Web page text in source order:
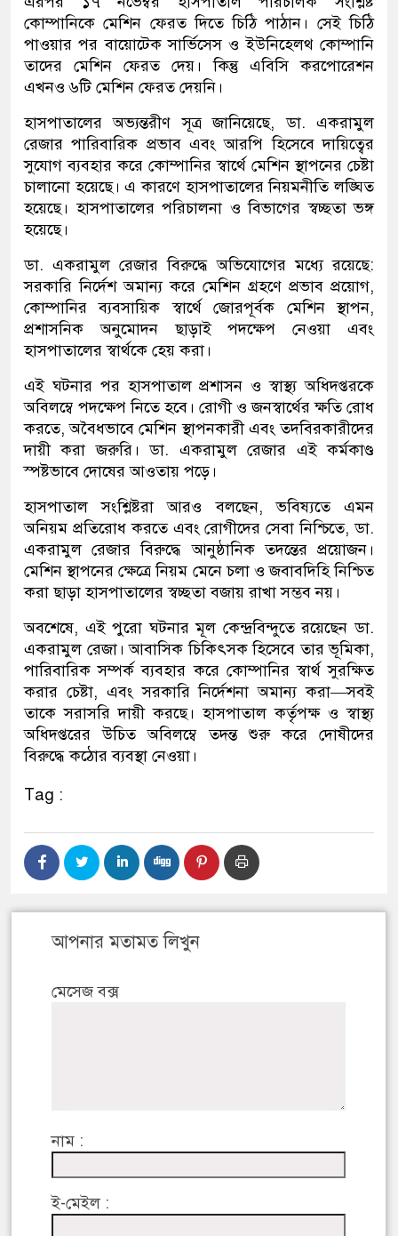
কোম্পানিকে মেশিন ফেরত দিতে চিঠি পাঠান। সেই চিঠি
পাওয়ার পর বায়োটেক সার্ভিসেস ও ইউনিহেলথ কোম্পানি
তাদের মেশিন ফেরত দেয়। কিন্তু এবিসি করপোরেশন
এখনও ৬টি মেশিন ফেরত দেয়নি।
হাসপাতালের অভ্যন্তরীণ সূত্র জানিয়েছে, ডা. একরামুল
রেজার পারিবারিক প্রভাব এবং আরপি হিসেবে দায়িত্বের
সুযোগ ব্যবহার করে কোম্পানির স্বার্থে মেশিন স্থাপনের চেষ্টা
চালানো হয়েছে। এ কারণে হাসপাতালের নিয়মনীতি লঙ্ঘিত
হয়েছে। হাসপাতালের পরিচালনা ও বিভাগের স্বচ্ছতা ভঙ্গ
হয়েছে।
ডা. একরামুল রেজার বিরুদ্ধে অভিযোগের মধ্যে রয়েছে:
সরকারি নির্দেশ অমান্য করে মেশিন গ্রহণে প্রভাব প্রয়োগ,
কোম্পানির ব্যবসায়িক স্বার্থে জোরপূর্বক মেশিন স্থাপন,
প্রশাসনিক অনুমোদন ছাড়াই পদক্ষেপ নেওয়া এবং
হাসপাতালের স্বার্থকে হেয় করা।
এই ঘটনার পর হাসপাতাল প্রশাসন ও স্বাস্থ্য অধিদপ্তরকে
অবিলম্বে পদক্ষেপ নিতে হবে। রোগী ও জনস্বার্থের ক্ষতি রোধ
করতে, অবৈধভাবে মেশিন স্থাপনকারী এবং তদবিরকারীদের
দায়ী করা জরুরি। ডা. একরামুল রেজার এই কর্মকাণ্ড
স্পষ্টভাবে দোষের আওতায় পড়ে।
হাসপাতাল সংশ্লিষ্টরা আরও বলছেন, ভবিষ্যতে এমন
অনিয়ম প্রতিরোধ করতে এবং রোগীদের সেবা নিশ্চিতে, ডা.
একরামুল রেজার বিরুদ্ধে আনুষ্ঠানিক তদন্তের প্রয়োজন।
মেশিন স্থাপনের ক্ষেত্রে নিয়ম মেনে চলা ও জবাবদিহি নিশ্চিত
করা ছাড়া হাসপাতালের স্বচ্ছতা বজায় রাখা সম্ভব নয়।
অবশেষে, এই পুরো ঘটনার মূল কেন্দ্রবিন্দুতে রয়েছেন ডা.
একরামুল রেজা। আবাসিক চিকিৎসক হিসেবে তার ভূমিকা,
পারিবারিক সম্পর্ক ব্যবহার করে কোম্পানির স্বার্থ সুরক্ষিত
করার চেষ্টা, এবং সরকারি নির্দেশনা অমান্য করা—সবই
তাকে সরাসরি দায়ী করছে। হাসপাতাল কর্তৃপক্ষ ও স্বাস্থ্য
অধিদপ্তরের উচিত অবিলম্বে তদন্ত শুরু করে দোষীদের
বিরুদ্ধে কঠোর ব্যবস্থা নেওয়া।
Tag :
আপনার মতামত লিখুন
মেসেজ বক্স
নাম :
ই-মেইল :